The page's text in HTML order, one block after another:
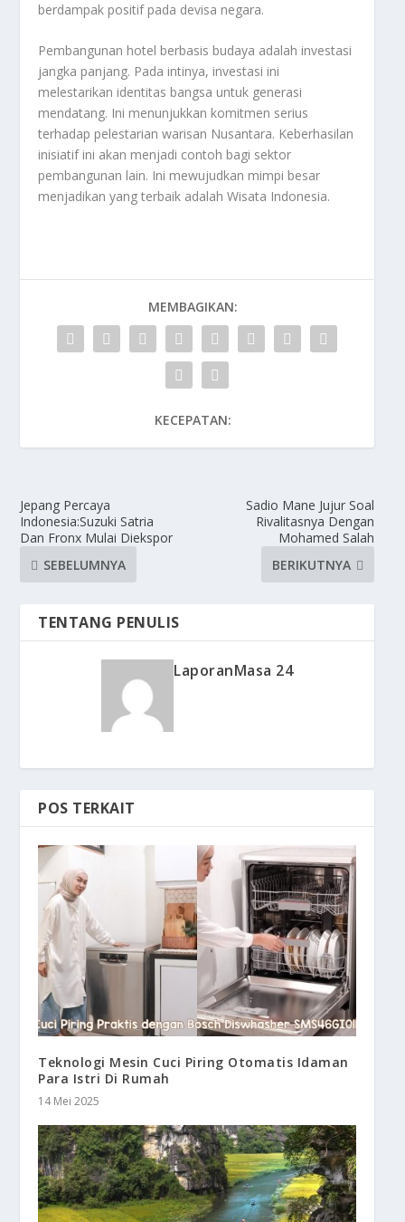
berdampak positif pada devisa negara.
Pembangunan hotel berbasis budaya adalah investasi
jangka panjang. Pada intinya, investasi ini
melestarikan identitas bangsa untuk generasi
mendatang. Ini menunjukkan komitmen serius
terhadap pelestarian warisan Nusantara. Keberhasilan
inisiatif ini akan menjadi contoh bagi sektor
pembangunan lain. Ini mewujudkan mimpi besar
menjadikan yang terbaik adalah Wisata Indonesia.
MEMBAGIKAN:
KECEPATAN:
Jepang Percaya
Indonesia:Suzuki Satria
Dan Fronx Mulai Diekspor
SEBELUMNYA
Sadio Mane Jujur Soal
Rivalitasnya Dengan
Mohamed Salah
BERIKUTNYA
TENTANG PENULIS
LaporanMasa 24
POS TERKAIT
Teknologi Mesin Cuci Piring Otomatis Idaman
Para Istri Di Rumah
14 Mei 2025